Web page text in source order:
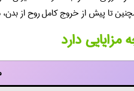
تا پیش از خروج کامل روح از
دارد